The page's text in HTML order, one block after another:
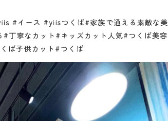
#イース #yiisつくば#家族で通える素敵な美
丁寧なカット#キッズカット人気#つくば美容
ば子供カット#つくば